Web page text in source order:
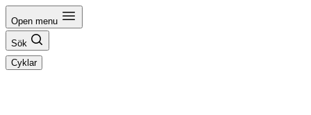
Hoppa
till
innehåll
Open menu
Sök
Cyklar